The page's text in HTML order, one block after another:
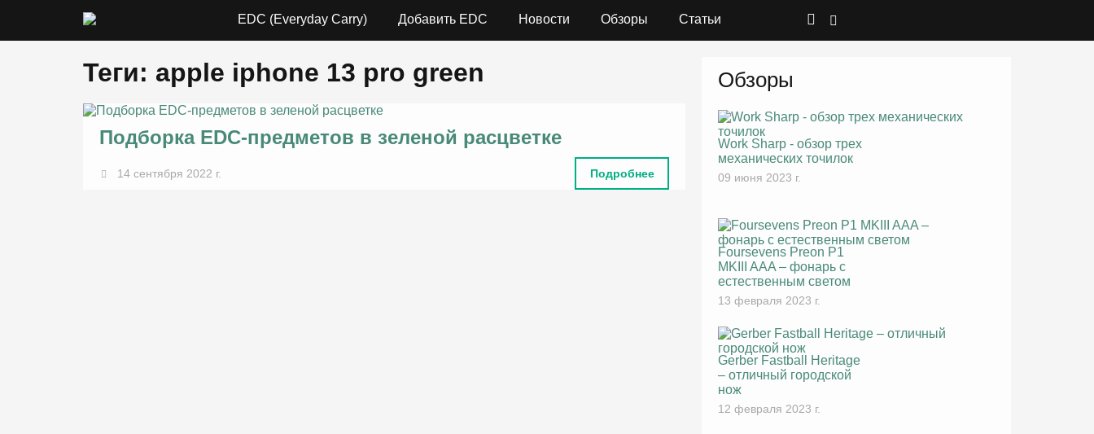
EDC (Everyday Carry) Добавить EDC Новости Обзоры Статьи
Теги: apple iphone 13 pro green
Подборка EDC-предметов в зеленой расцветке
14 сентября 2022 г. Подробнее
Обзоры
Work Sharp - обзор трех
механических точилок
09 июня 2023 г.
Foursevens Preon P1
MKIII AAA – фонарь с
естественным светом
13 февраля 2023 г.
Gerber Fastball Heritage
– отличный городской
нож
12 февраля 2023 г.